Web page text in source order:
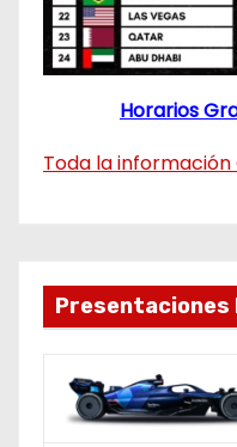
Horarios
Toda la información
Presentaciones